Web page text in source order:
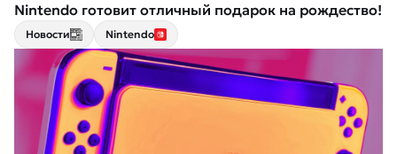
Nintendo готовит отличный подарок на рождество!
Новости Nintendo